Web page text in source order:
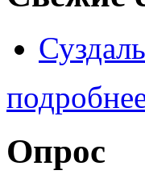
Суздаль
Опрос